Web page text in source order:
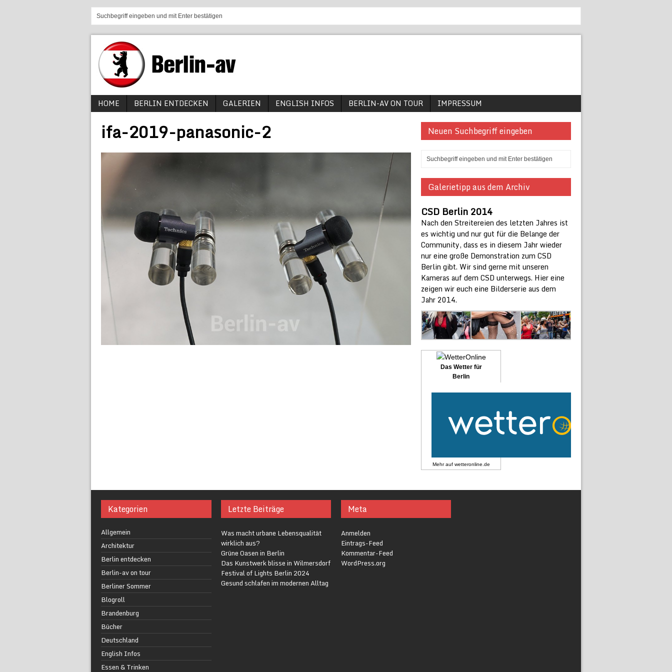
HOME BERLIN ENTDECKEN GALERIEN ENGLISH INFOS BERLIN-AV ON TOUR IMPRESSUM
ifa-2019-panasonic-2 Neuen Suchbegriff eingeben
Galerietipp aus dem Archiv
CSD Berlin 2014
Nach den Streitereien des letzten Jahres ist
es wichtig und nur gut für die Belange der
Community, dass es in diesem Jahr wieder
nur eine große Demonstration zum CSD
Berlin gibt. Wir sind gerne mit unseren
Kameras auf dem CSD unterwegs. Hier eine
zeigen wir euch eine Bilderserie aus dem
Jahr 2014.
Das Wetter für
Berlin
Mehr auf wetteronline.de
Kategorien
Allgemein
Architektur
Berlin entdecken
Berlin-av on tour
Berliner Sommer
Blogroll
Brandenburg
Bücher
Deutschland
English Infos
Essen & Trinken
Letzte Beiträge
Was macht urbane Lebensqualität
wirklich aus?
Grüne Oasen in Berlin
Das Kunstwerk blisse in Wilmersdorf
Festival of Lights Berlin 2024
Gesund schlafen im modernen Alltag
Meta
Anmelden
Eintrags-Feed
Kommentar-Feed
WordPress.org